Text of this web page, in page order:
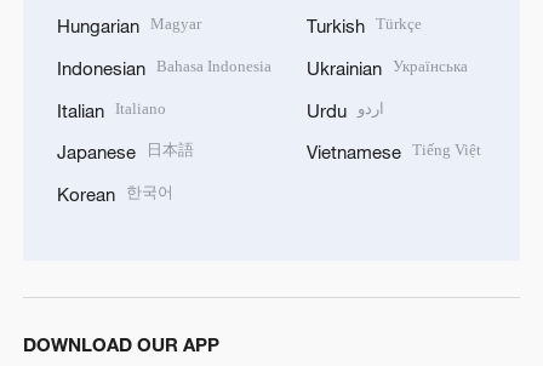
Hungarian Magyar
Indonesian Bahasa Indonesia
Italian Italiano
Japanese 日本語
Korean 한국어
Turkish Türkçe
Ukrainian Українська
Urdu اردو
Vietnamese Tiếng Việt
DOWNLOAD OUR APP